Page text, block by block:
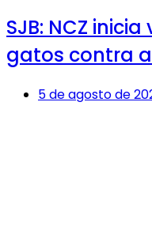
SJB: NCZ
gatos contra
5 de agosto de